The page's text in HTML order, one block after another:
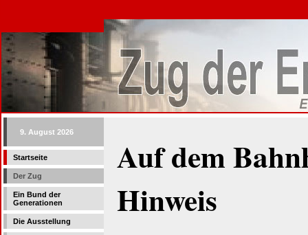
9. August 2026
Startseite
Der Zug
Ein Bund der
Generationen
Die Ausstellung
Auf dem
Hinweis